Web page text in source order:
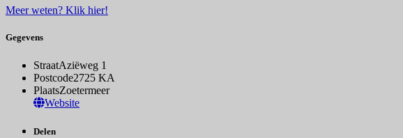
Meer weten? Klik hier!
Gegevens
StraatAziëweg 1
Postcode2725 KA
PlaatsZoetermeer
Website
Delen